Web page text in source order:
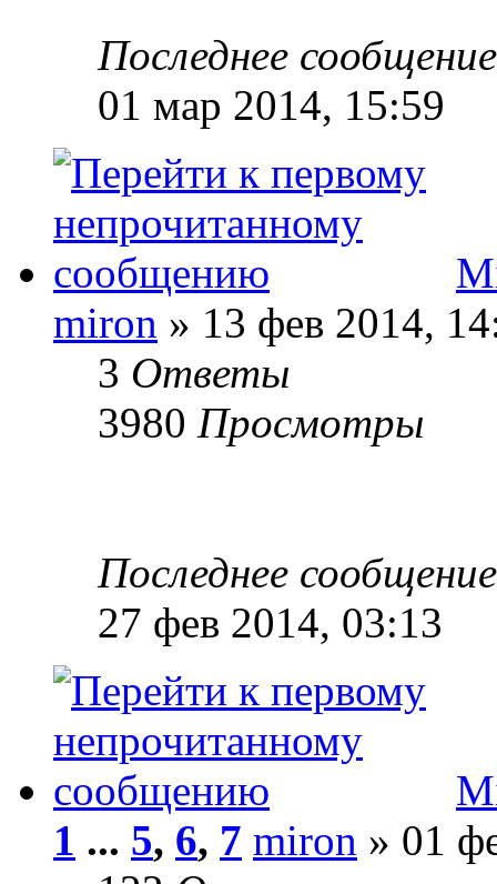
Последнее
01 мар 2014, 15:59
miron » 13 фев 2014,
3 Ответы
3980 Просмотры
Последнее
27 фев 2014, 03:13
1 ... 5, 6, 7 miron » 01